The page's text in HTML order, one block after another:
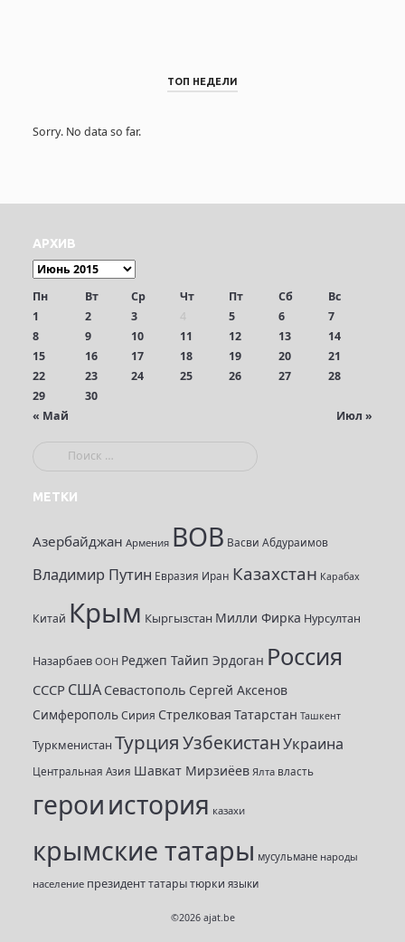
ТОП НЕДЕЛИ
Sorry. No data so far.
АРХИВ
Пн Вт Ср Чт Пт Сб Вс
« Май Июл »
1 2 3 4 5 6
7
8
9 10 11 12 13
14
15
16 17 18 19 20
21
22
23 24 25 26 27
28
29
30
и
:
МЕТКИ
Азербайджан Армения ВОВ Васви Абдураимов
Владимир Путин Евразия Иран Казахстан Карабах
Китай Крым Кыргызстан Милли Фирка Нурсултан
Назарбаев ООН Реджеп Тайип Эрдоган Россия
СССР США Севастополь Сергей Аксенов
СимферопольСирия Стрелковая Татарстан Ташкент
Туркменистан ТурцияУзбекистанУкраина
Центральная Азия Шавкат Мирзиёев Ялта власть
героиистория казахи
крымские татары мусульмане народы
население президенттатарытюрки языки
©2026 ajat.be